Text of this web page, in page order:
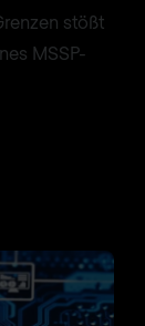
stößt
MSSP-